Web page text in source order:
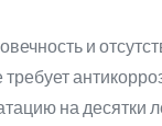
и
на десятки